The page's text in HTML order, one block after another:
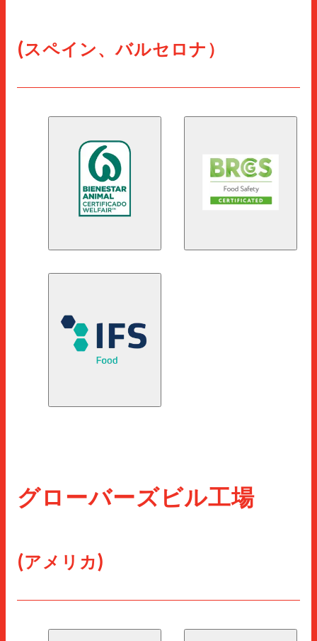
(スペイン、バルセロナ）
グローバーズビル工場
(アメリカ)